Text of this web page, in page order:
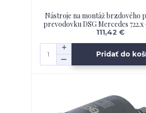
Nástroje na montáž brzdového
prevodovku DSG Mercedes 722.x
111,42 €
Pridať do